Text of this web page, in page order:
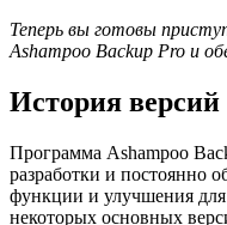
Теперь вы готовы
Ashampoo Backup Pro и
История версий
Программа Ashampoo
разработки и постоянно
функции и улучшения для
некоторых основных